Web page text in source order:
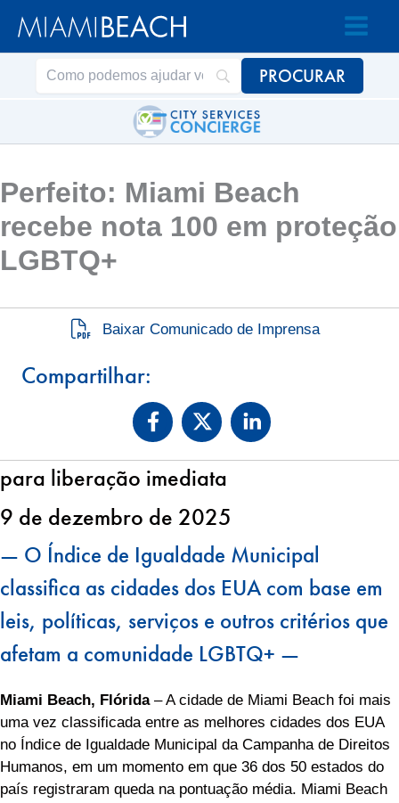
Acessar
conteúdo
Pular
para
conteúdo
Perfeito: Miami Beach
recebe nota 100 em proteção
LGBTQ+
Baixar Comunicado de Imprensa
Compartilhar:
para liberação imediata
9 de dezembro de 2025
— O Índice de Igualdade Municipal
classifica as cidades dos EUA com base em
leis, políticas, serviços e outros critérios que
afetam a comunidade LGBTQ+ —
Miami Beach, Flórida– A cidade de Miami Beach foi mais
uma vez classificada entre as melhores cidades dos EUA
no Índice de Igualdade Municipal da Campanha de Direitos
Humanos, em um momento em que 36 dos 50 estados do
país registraram queda na pontuação média. Miami Beach